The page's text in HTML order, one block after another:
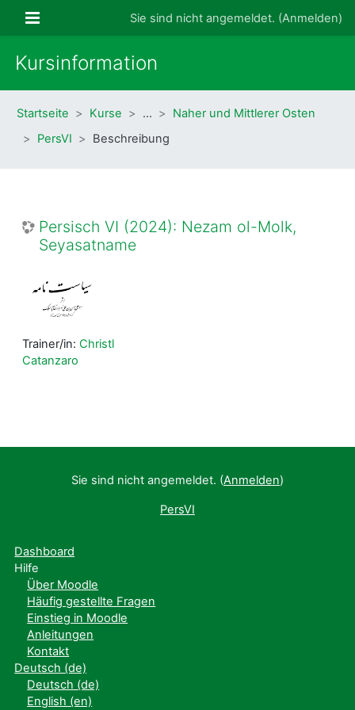
Website-ÜbersichtSie sind nicht angemeldet. (Anmelden)
Kursinformation
Startseite Kurse …
Naher und Mittlerer Osten
PersVI
Beschreibung
Persisch VI (2024): Nezam ol-Molk,
Seyasatname
Trainer/in: Christl
Catanzaro
Sie sind nicht angemeldet. (Anmelden)
PersVI
Dashboard
Hilfe
Über Moodle
Häufig gestellte Fragen
Einstieg in Moodle
Anleitungen
Kontakt
Deutsch ‎(de)‎
Deutsch ‎(de)‎
English ‎(en)‎